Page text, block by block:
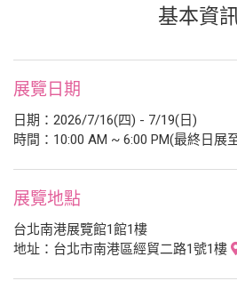
基本資
展覽日期
日期：2026/7/16(四) - 7/19(日)
時間：10:00 AM ~ 6:00 PM(最終日展
展覽地點
台北南港展覽館1館1樓
地址：台北市南港區經貿二路1號1樓